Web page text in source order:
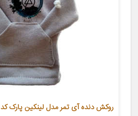
روکش دنده آی تمر مدل لینکین پارک کد 141